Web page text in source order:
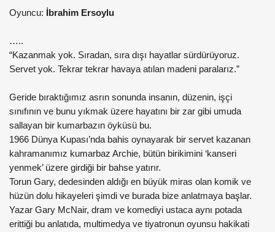
Oyuncu: İbrahim Ersoylu
…..
“Kazanmak yok. Sıradan, sıra dışı hayatlar sürdürüyoruz.
Servet yok. Tekrar tekrar havaya atılan madeni paralarız.”
Geride bıraktığımız asrın sonunda insanın, düzenin, işçi
sınıfının ve bunu yıkmak üzere hayatını bir zar gibi umuda
sallayan bir kumarbazın öyküsü bu.
1966 Dünya Kupası’nda bahis oynayarak bir servet kazanan
kahramanımız kumarbaz Archie, bütün birikimini ‘kanseri
yenmek’ üzere girdiği bir bahse yatırır.
Torun Gary, dedesinden aldığı en büyük miras olan komik ve
hüzün dolu hikayeleri şimdi ve burada bize anlatmaya başlar.
Yazar Gary McNair, dram ve komediyi ustaca aynı potada
erittiği bu anlatıda, multimedya ve tiyatronun oyunsu hakikati